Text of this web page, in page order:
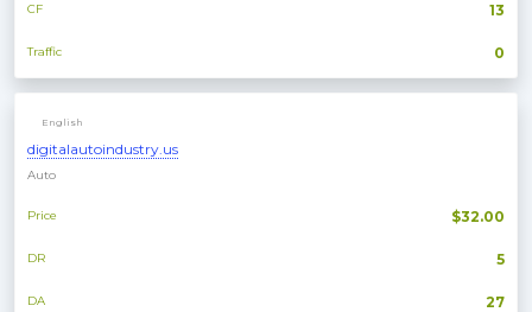
13
CF
0
Traffic
English
digitalautoindustry.us
Auto
$32.00
Price
5
DR
27
DA